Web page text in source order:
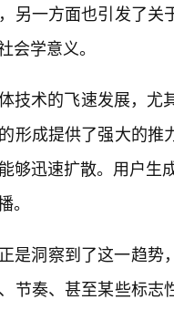
另一方面也引发了
会学意义。
技术的飞速发展，尤
形成提供了强大的
够迅速扩散。用户生
。
是洞察到了这一趋势
节奏、甚至某些标